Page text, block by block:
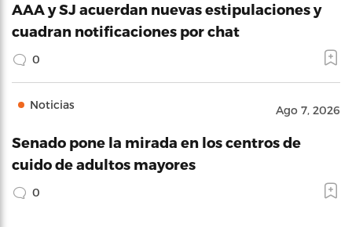
AAA y SJ acuerdan nuevas estipulaciones y
cuadran notificaciones por chat
0
Noticias Ago 7, 2026
Senado pone la mirada en los centros de
cuido de adultos mayores
0